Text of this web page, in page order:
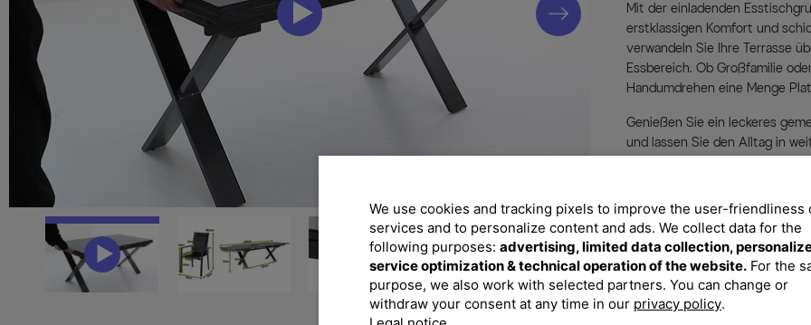
Mit der einladenden
erstklassigen Komfort und
verwandeln Sie Ihre Terrasse
Essbereich. Ob Großfamilie
Handumdrehen eine Menge
Genießen Sie ein leckeres
und lassen Sie den Alltag in
dazu harmonierenden
auch im Haus perfekt ein. Die
Gestell kommt
Armlehnen sorgen für
und Sitzflächen mit Textilene
herrliches Sitzgefühl, das Sie
Gesamtmaße liegen jeweils
46,5 cm sitzen Sie stets
von ca. 3,2 kg ist jeder Sessel
We use cookies and tracking pixels to improve the user-friendliness
services and to personalize content and ads. We collect data for the
following purposes: advertising, limited data collection,
service optimization & technical operation of the website. For the
purpose, we also work with selected partners. You can change or
withdraw your consent at any time in our privacy policy.